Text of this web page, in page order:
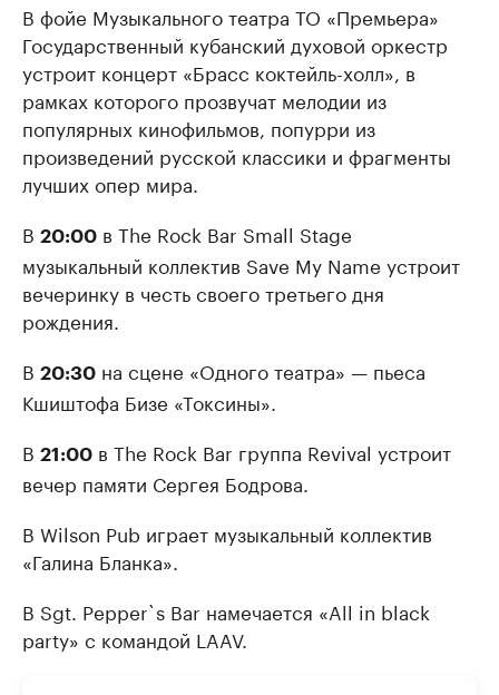
В фойе Музыкального театра ТО «Премьера»
Государственный кубанский духовой оркестр
устроит концерт «Брасс коктейль-холл», в
рамках которого прозвучат мелодии из
популярных кинофильмов, попурри из
произведений русской классики и фрагменты
лучших опер мира.
В 20:00 в The Rock Bar Small Stage
музыкальный коллектив Save My Name устроит
вечеринку в честь своего третьего дня
рождения.
В 20:30 на сцене «Одного театра» — пьеса
Кшиштофа Бизе «Токсины».
В 21:00 в The Rock Bar группа Revival устроит
вечер памяти Сергея Бодрова.
В Wilson Pub играет музыкальный коллектив
«Галина Бланка».
В Sgt. Pepper`s Bar намечается «All in black
party» с командой LAAV.